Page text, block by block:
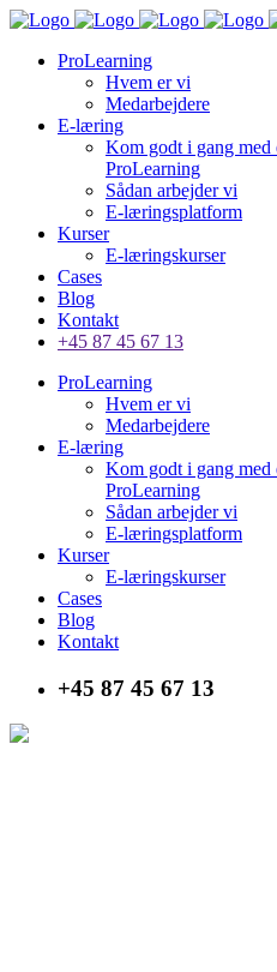
ProLearning
Hvem er vi
Medarbejdere
E-læring
Kom godt i gang med
ProLearning
Sådan arbejder vi
E-læringsplatform
Kurser
E-læringskurser
Cases
Blog
Kontakt
+45 87 45 67 13
ProLearning
Hvem er vi
Medarbejdere
E-læring
Kom godt i gang med
ProLearning
Sådan arbejder vi
E-læringsplatform
Kurser
E-læringskurser
Cases
Blog
Kontakt
+45 87 45 67 13